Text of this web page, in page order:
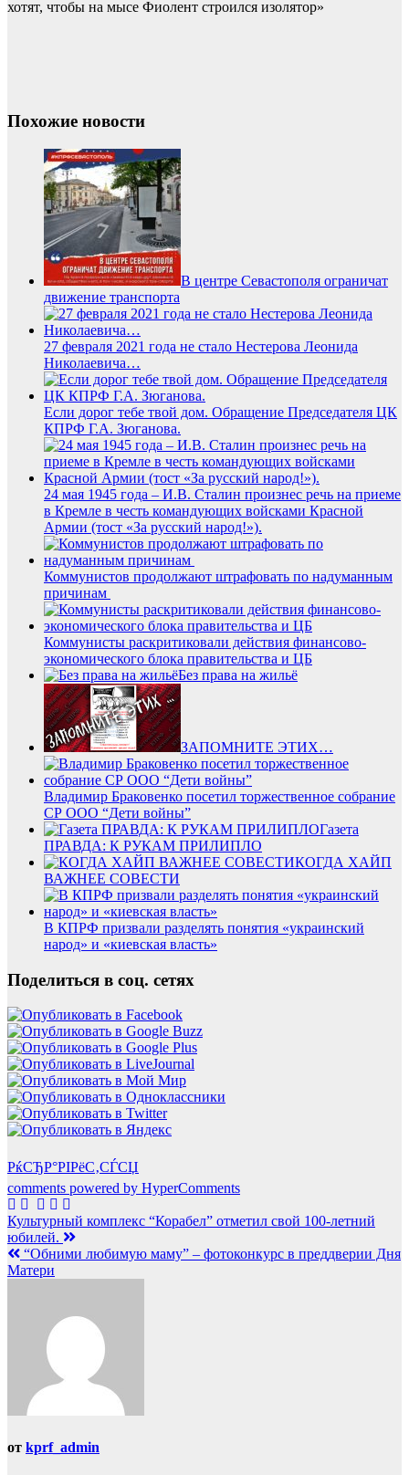
хотят, чтобы на мысе Фиолент строился изолятор»
Похожие новости
В центре Севастополя ограничат
движение транспорта
27 февраля 2021 года не стало Нестерова Леонида
Николаевича…
Если дорог тебе твой дом. Обращение Председателя ЦК
КПРФ Г.А. Зюганова.
24 мая 1945 года – И.В. Сталин произнес речь на приеме
в Кремле в честь командующих войсками Красной
Армии (тост «За русский народ!»).
Коммунистов продолжают штрафовать по надуманным
причинам
Коммунисты раскритиковали действия финансово-
экономического блока правительства и ЦБ
Без права на жильё
ЗАПОМНИТЕ ЭТИХ…
Владимир Браковенко посетил торжественное собрание
СР ООО “Дети войны”
Газета
ПРАВДА: К РУКАМ ПРИЛИПЛО
КОГДА ХАЙП
ВАЖНЕЕ СОВЕСТИ
В КПРФ призвали разделять понятия «украинский
народ» и «киевская власть»
Поделиться в соц. сетях
РќСЂР°РІРёС‚СЃСЏ
comments powered by HyperComments
Навигация
по
записям
Культурный комплекс “Корабел” отметил свой 100-летний
юбилей.
“Обними любимую маму” – фотоконкурс в преддверии Дня
Матери
от kprf_admin